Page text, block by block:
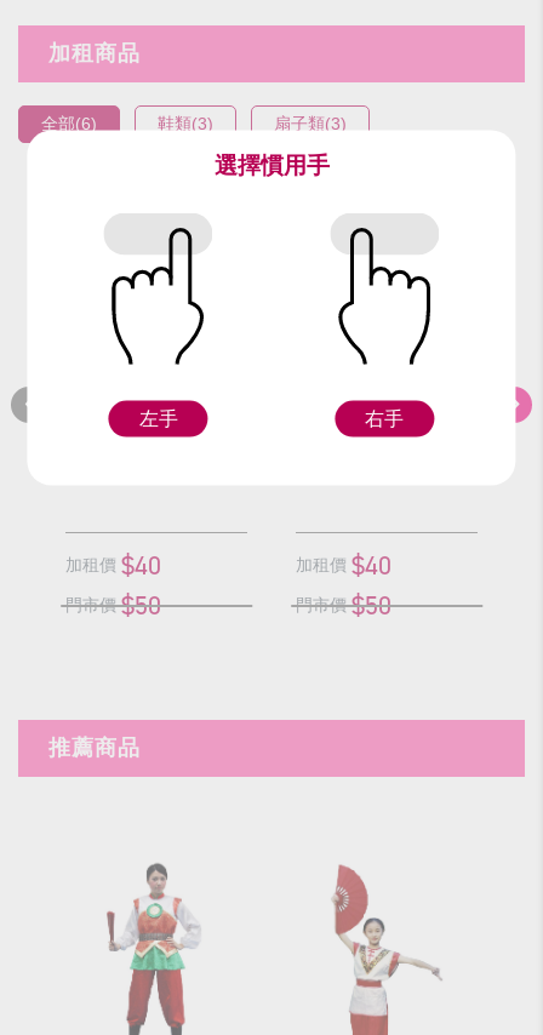
加租商品
全部(6) 鞋類(3) 扇子類(3)
黑長靴(27號)
加租價 $40
門市價 $50
黑長靴(27.5號)
加租價 $40
門市價 $50
推薦商品
選擇慣用手
左手 右手